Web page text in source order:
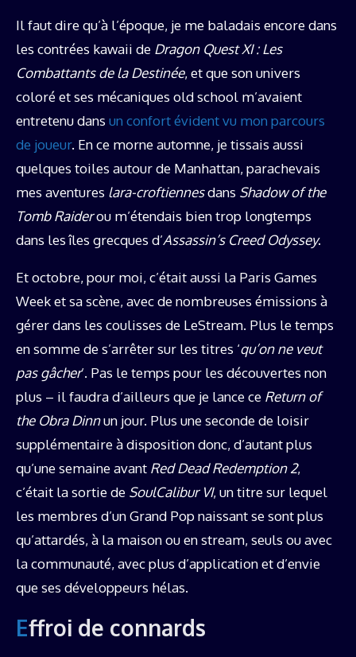
Il faut dire qu’à l’époque, je me baladais encore dans
les contrées kawaii de Dragon Quest XI : Les
Combattants de la Destinée, et que son univers
coloré et ses mécaniques old school m’avaient
entretenu dans un confort évident vu mon parcours
de joueur. En ce morne automne, je tissais aussi
quelques toiles autour de Manhattan, parachevais
mes aventures lara-croftiennesdans Shadow of the
Tomb Raiderou m’étendais bien trop longtemps
dans les îles grecques d’Assassin’s Creed Odyssey.
Et octobre, pour moi, c’était aussi la Paris Games
Week et sa scène, avec de nombreuses émissions à
gérer dans les coulisses de LeStream. Plus le temps
en somme de s’arrêter sur les titres ‘qu’on ne veut
pas gâcher’. Pas le temps pour les découvertes non
plus – il faudra d’ailleurs que je lance ce Return of
the Obra Dinnun jour. Plus une seconde de loisir
supplémentaire à disposition donc, d’autant plus
qu’une semaine avant Red Dead Redemption 2,
c’était la sortie de SoulCalibur VI, un titre sur lequel
les membres d’un Grand Pop naissant se sont plus
qu’attardés, à la maison ou en stream, seuls ou avec
la communauté, avec plus d’application et d’envie
que ses développeurs hélas.
Effroi de connards